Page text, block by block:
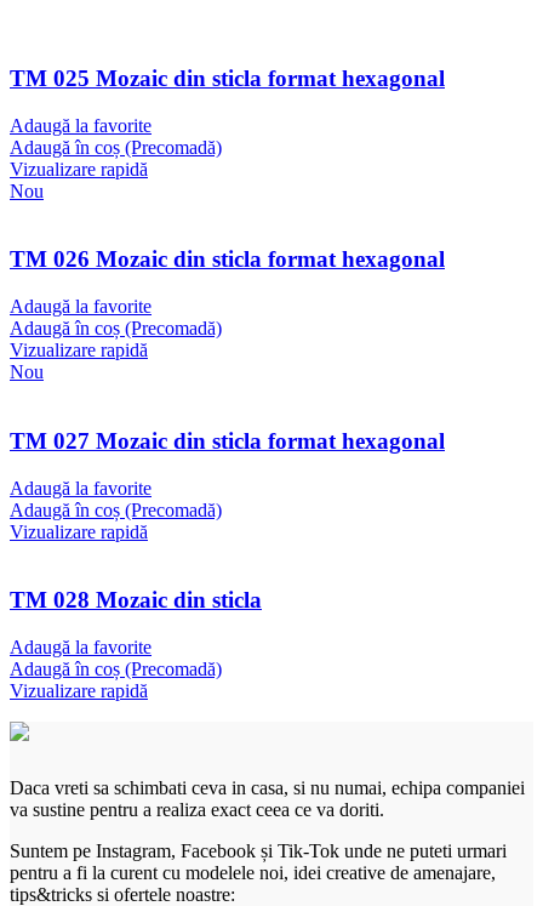
TM 025 Mozaic din sticla format hexagonal
Adaugă la favorite
Adaugă în coș (Precomadă)
Vizualizare rapidă
Nou
TM 026 Mozaic din sticla format hexagonal
Adaugă la favorite
Adaugă în coș (Precomadă)
Vizualizare rapidă
Nou
TM 027 Mozaic din sticla format hexagonal
Adaugă la favorite
Adaugă în coș (Precomadă)
Vizualizare rapidă
TM 028 Mozaic din sticla
Adaugă la favorite
Adaugă în coș (Precomadă)
Vizualizare rapidă
Daca vreti sa schimbati ceva in casa, si nu numai, echipa companiei
va sustine pentru a realiza exact ceea ce va doriti.
Suntem pe Instagram, Facebook și Tik-Tok unde ne puteti urmari
pentru a fi la curent cu modelele noi, idei creative de amenajare,
tips&tricks si ofertele noastre: